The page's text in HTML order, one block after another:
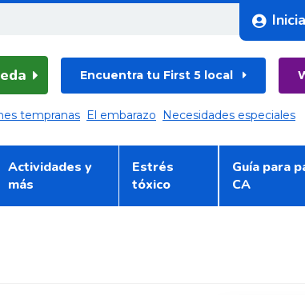
Encuentra tu First 5 local
tempranas El embarazo Necesidades especiales
Actividades y
más
Estrés
tóxico
Guía para
CA